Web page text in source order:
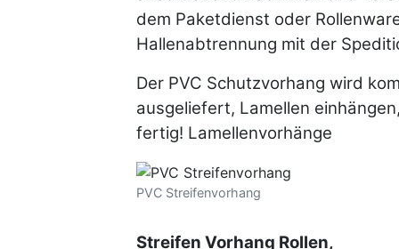
dem Paketdienst oder
Hallenabtrennung mit der
Der PVC Schutzvorhang wird
ausgeliefert, Lamellen
fertig! Lamellenvorhänge
PVC Streifenvorhang
Streifen Vorhang Rollen,